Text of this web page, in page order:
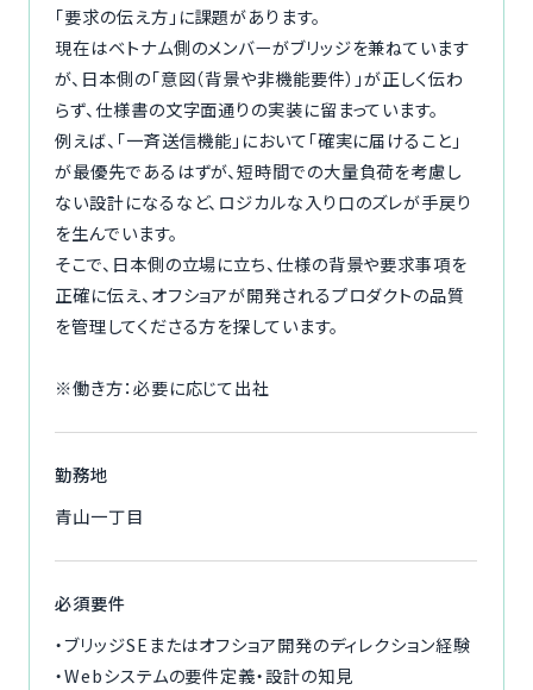
「要求の伝え方」に課題があります。
現在はベトナム側のメンバーがブリッジを兼ねています
が、日本側の「意図（背景や非機能要件）」が正しく伝わ
らず、仕様書の文字面通りの実装に留まっています。
例えば、「一斉送信機能」において「確実に届けること」
が最優先であるはずが、短時間での大量負荷を考慮し
ない設計になるなど、ロジカルな入り口のズレが手戻り
を生んでいます。
そこで、日本側の立場に立ち、仕様の背景や要求事項を
正確に伝え、オフショアが開発されるプロダクトの品質
を管理してくださる方を探しています。
※働き方：必要に応じて出社
勤務地
青山一丁目
必須要件
・ブリッジSEまたはオフショア開発のディレクション経験
・Webシステムの要件定義・設計の知見